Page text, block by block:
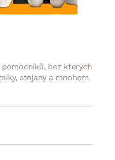
bez kterých
stojany a mnohem